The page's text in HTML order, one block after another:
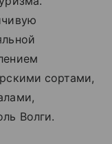
сортами,
Волги.